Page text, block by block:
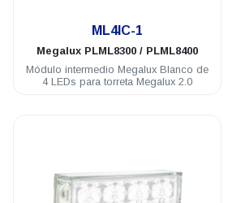
ML4IC-1
Megalux PLML8300 / PLML8400
Módulo intermedio Megalux Blanco de
4 LEDs para torreta Megalux 2.0